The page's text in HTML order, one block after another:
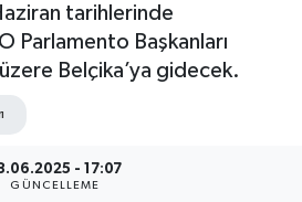
tarihlerinde
Parlamento Başkanları
Belçika’ya gidecek.
- 17:07
GÜNCELLEME